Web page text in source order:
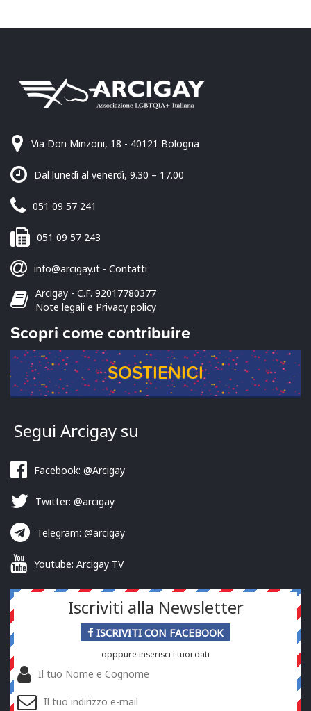
Via Don Minzoni, 18 - 40121 Bologna
Dal lunedì al venerdì, 9.30 – 17.00
051 09 57 241
051 09 57 243
info@arcigay.it - Contatti
Arcigay - C.F. 92017780377
Note legali e Privacy policy
Scopri come contribuire
SOSTIENICI
Segui Arcigay su
Facebook: @Arcigay
Twitter: @arcigay
Telegram: @arcigay
Youtube: Arcigay TV
Iscriviti alla Newsletter
ISCRIVITI CON FACEBOOK
opppure inserisci i tuoi dati